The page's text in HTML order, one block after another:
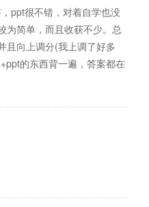
ppt很不错，对着自学也没
为简单，而且收获不少。总
且向上调分(我上调了好多
的东西背一遍，答案都在